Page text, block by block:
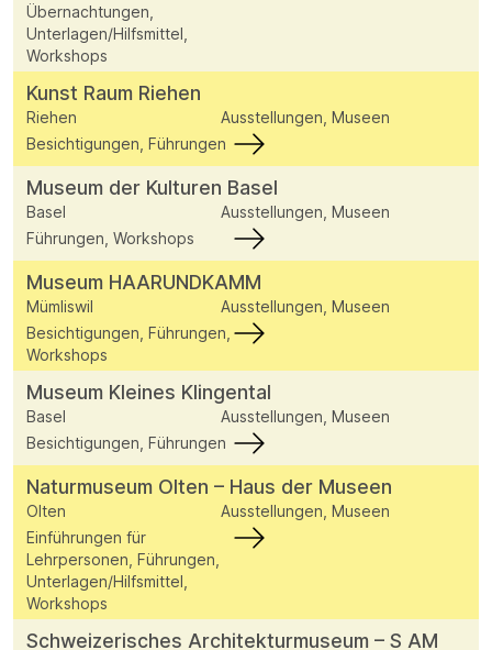
Übernachtungen,
Unterlagen/Hilfsmittel,
Workshops
Kunst Raum Riehen
Riehen
Ausstellungen, Museen
Besichtigungen, Führungen
Museum der Kulturen Basel
Basel
Ausstellungen, Museen
Führungen, Workshops
Museum HAARUNDKAMM
Mümliswil
Ausstellungen, Museen
Besichtigungen, Führungen,
Workshops
Museum Kleines Klingental
Basel
Ausstellungen, Museen
Besichtigungen, Führungen
Naturmuseum Olten – Haus der Museen
Olten
Ausstellungen, Museen
Einführungen für
Lehrpersonen, Führungen,
Unterlagen/Hilfsmittel,
Workshops
Schweizerisches Architekturmuseum – S AM